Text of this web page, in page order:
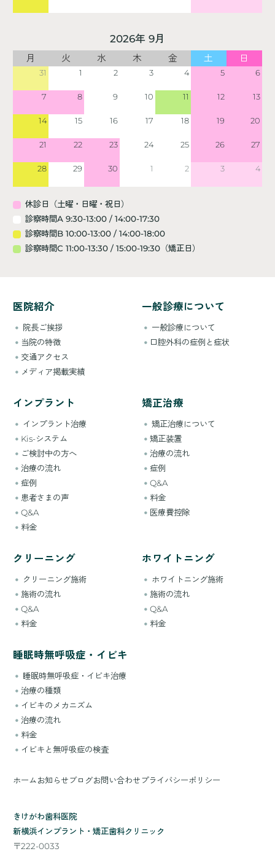
2026年 9月
月 火 水 木 金 土 日
31 1 2 3 4 5 6
7 8 9 10 11 12 13
14 15 16 17 18 19 20
21 22 23 24 25 26 27
28 29 30 1 2 3 4
休診日（土曜・日曜・祝日）
診察時間A 9:30-13:00 / 14:00-17:30
診察時間B 10:00-13:00 / 14:00-18:00
診察時間C 11:00-13:30 / 15:00-19:30（矯正日）
医院紹介
院長ご挨拶
当院の特徴
交通アクセス
メディア掲載実績
一般診療について
一般診療について
口腔外科の症例と症状
インプラント
インプラント治療
Kis-システム
ご検討中の方へ
治療の流れ
症例
患者さまの声
Q&A
料金
矯正治療
矯正治療について
矯正装置
治療の流れ
症例
Q&A
料金
医療費控除
クリーニング
クリーニング施術
施術の流れ
Q&A
料金
ホワイトニング
ホワイトニング施術
施術の流れ
Q&A
料金
睡眠時無呼吸症・イビキ
睡眠時無呼吸症・イビキ治療
治療の種類
イビキのメカニズム
治療の流れ
料金
イビキと無呼吸症の検査
ホームお知らせブログお問い合わせプライバシーポリシー
きけがわ歯科医院
新横浜インプラント・矯正歯科クリニック
〒222-0033